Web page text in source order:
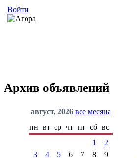
Войти
Архив объявлений
август, 2026 все месяца
пн вт ср чт пт сб вс
1
2
3
4 5 6 7 8
9